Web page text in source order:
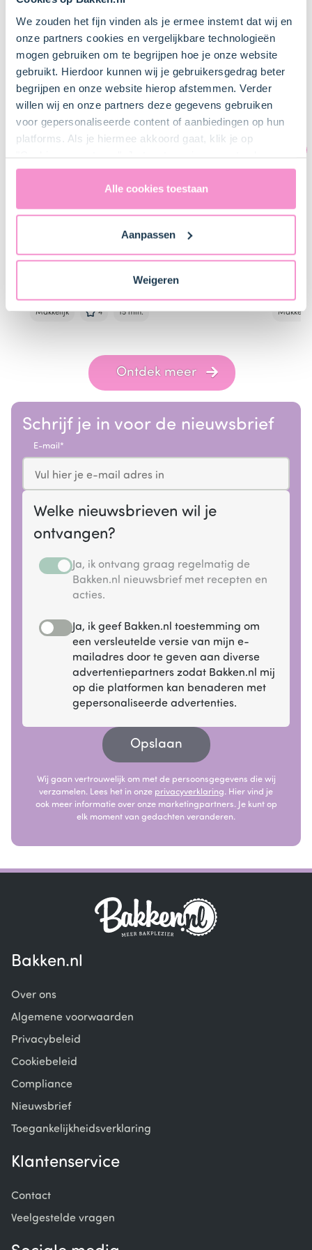
We zouden het fijn vinden als je ermee instemt dat wij en
onze partners cookies en vergelijkbare technologieën
mogen gebruiken om te begrijpen hoe je onze website
gebruikt. Hierdoor kunnen wij je gebruikersgedrag beter
begrijpen en onze website hierop afstemmen. Verder
willen wij en onze partners deze gegevens gebruiken
voor gepersonaliseerde content of aanbiedingen op hun
platforms. Als je hiermee akkoord gaat, klik je op
uitdrukkelijk een eventuele gegevensoverdracht naar de
Verenigde Staten in de zin van artikel 49 AVG. Raadpleeg
ons
naar technology providers en partners in de Verenigde
Staten. Je kunt op elk moment van gedachten
Alle cookies toestaan
Aanpassen
Weigeren
Bakken met kinderen
Makkelijk 4 15 min. Makkelijk
Ontdek meer
Schrijf je in voor de nieuwsbrief
E-mail
Welke nieuwsbrieven wil je
ontvangen?
Ja, ik ontvang graag regelmatig de
Bakken.nl nieuwsbrief met recepten en
acties.
Ja, ik geef Bakken.nl toestemming om
een versleutelde versie van mijn e-
mailadres door te geven aan diverse
advertentiepartners zodat Bakken.nl mij
op die platformen kan benaderen met
gepersonaliseerde advertenties.
Opslaan
Wij gaan vertrouwelijk om met de persoonsgegevens die wij
verzamelen. Lees het in onze privacyverklaring. Hier vind je
ook meer informatie over onze marketingpartners. Je kunt op
elk moment van gedachten veranderen.
Bakken.nl
Over ons
Algemene voorwaarden
Privacybeleid
Cookiebeleid
Compliance
Nieuwsbrief
Toegankelijkheidsverklaring
Klantenservice
Contact
Veelgestelde vragen